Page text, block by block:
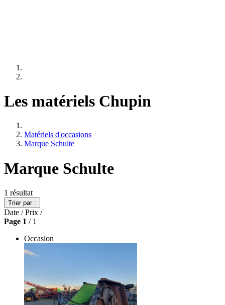
Les matériels Chupin
Matériels d'occasions
Marque Schulte
Marque Schulte
1 résultat
Trier par :
Date / Prix /
Page 1 / 1
Occasion